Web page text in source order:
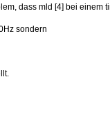
dass mld [4] bei einem
sondern